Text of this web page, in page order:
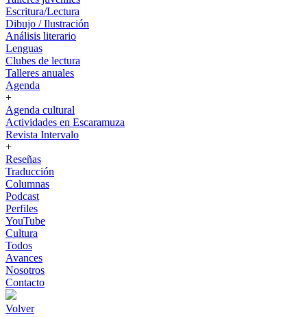
Escritura/Lectura
Dibujo / Ilustración
Análisis literario
Lenguas
Clubes de lectura
Talleres anuales
Agenda
+
Agenda cultural
Actividades en Escaramuza
Revista Intervalo
+
Reseñas
Traducción
Columnas
Podcast
Perfiles
YouTube
Cultura
Todos
Avances
Nosotros
Contacto
Volver